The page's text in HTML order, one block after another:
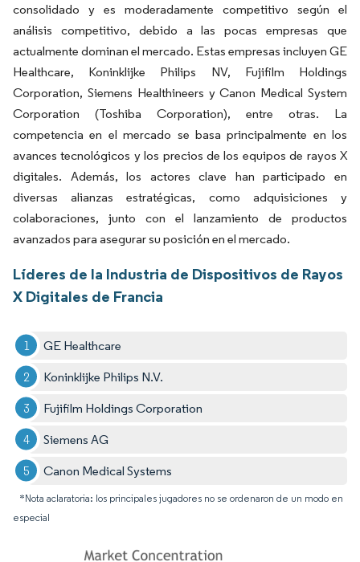
consolidado y es moderadamente competitivo según el
análisis competitivo, debido a las pocas empresas que
actualmente dominan el mercado. Estas empresas incluyen GE
Healthcare, Koninklijke Philips NV, Fujifilm Holdings
Corporation, Siemens Healthineers y Canon Medical System
Corporation (Toshiba Corporation), entre otras. La
competencia en el mercado se basa principalmente en los
avances tecnológicos y los precios de los equipos de rayos X
digitales. Además, los actores clave han participado en
diversas alianzas estratégicas, como adquisiciones y
colaboraciones, junto con el lanzamiento de productos
avanzados para asegurar su posición en el mercado.
Líderes de la Industria de Dispositivos de Rayos
X Digitales de Francia
GE Healthcare
Koninklijke Philips N.V.
Fujifilm Holdings Corporation
Siemens AG
Canon Medical Systems
*Nota aclaratoria: los principales jugadores no se ordenaron de un modo en
especial